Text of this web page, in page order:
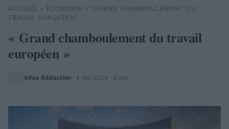
Rechercher ⌕
ACCUEIL » ECONOMIE » “GRAND CHAMBOULEMENT DU
TRAVAIL EUROPÉEN”
« Grand chamboulement du travail
européen »
Infos Rédaction · 4 mai 2024 · 3 min